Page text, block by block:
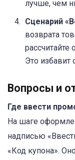
лучше, чем
Сценарий
возврата
Это избавит
Вопросы и
Где ввести
На шаге
надписью
«Код купона».